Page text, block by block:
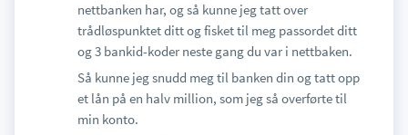
nettbanken har, og så kunne jeg tatt over
trådløspunktet ditt og fisket til meg passordet ditt
og 3 bankid-koder neste gang du var i nettbaken.
Så kunne jeg snudd meg til banken din og tatt opp
et lån på en halv million, som jeg så overførte til
min konto.